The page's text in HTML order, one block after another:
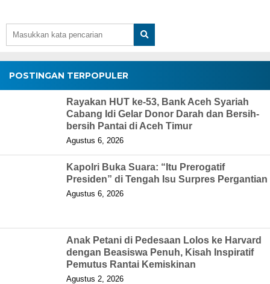
POSTINGAN TERPOPULER
Rayakan HUT ke-53, Bank Aceh Syariah
Cabang Idi Gelar Donor Darah dan Bersih-
bersih Pantai di Aceh Timur
Agustus 6, 2026
Kapolri Buka Suara: “Itu Prerogatif
Presiden” di Tengah Isu Surpres Pergantian
Agustus 6, 2026
Anak Petani di Pedesaan Lolos ke Harvard
dengan Beasiswa Penuh, Kisah Inspiratif
Pemutus Rantai Kemiskinan
Agustus 2, 2026